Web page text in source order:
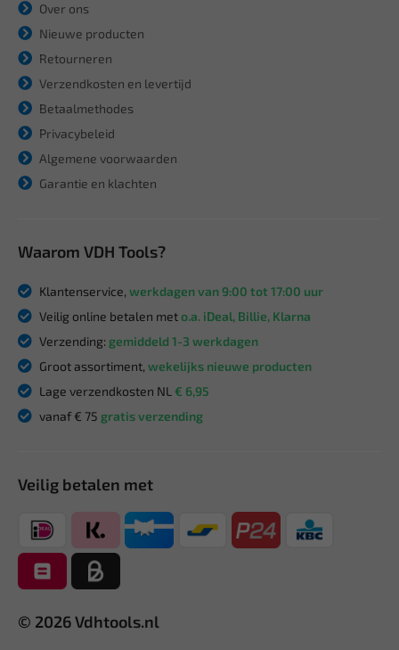
Over ons
Nieuwe producten
Retourneren
Verzendkosten en levertijd
Betaalmethodes
Privacybeleid
Algemene voorwaarden
Garantie en klachten
Waarom VDH Tools?
Klantenservice, werkdagen van 9:00 tot 17:00 uur
Veilig online betalen meto.a. iDeal, Billie, Klarna
Verzending: gemiddeld 1-3 werkdagen
Groot assortiment, wekelijks nieuwe producten
Lage verzendkosten NL € 6,95
vanaf € 75 gratis verzending
Veilig betalen met
© 2026 Vdhtools.nl